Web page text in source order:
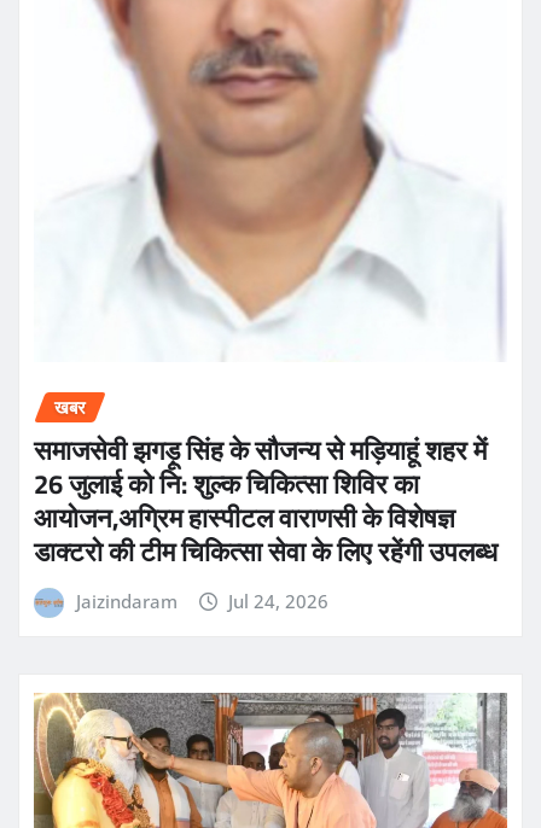
खबर
समाजसेवी झगड़ू सिंह के सौजन्य से मड़ियाहूं शहर में
26 जुलाई को नि: शुल्क चिकित्सा शिविर का
आयोजन,अग्रिम हास्पीटल वाराणसी के विशेषज्ञ
डाक्टरो की टीम चिकित्सा सेवा के लिए रहेंगी उपलब्ध
Jaizindaram Jul 24, 2026